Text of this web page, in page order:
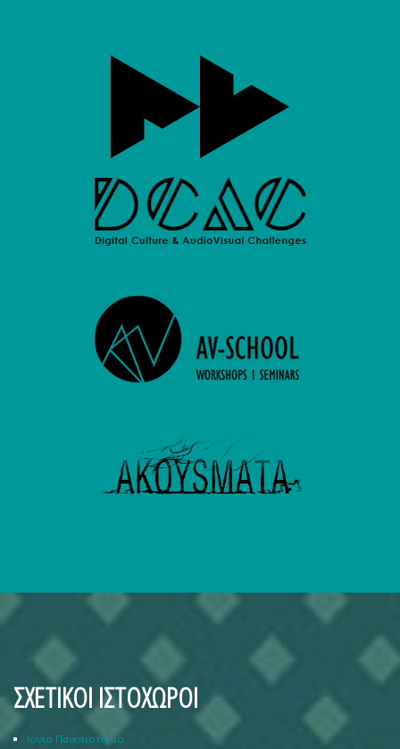
ΣΧΕΤΙΚΟΙ ΙΣΤΟΧΩΡΟΙ
Ιόνιο Πανεπιστήμιο